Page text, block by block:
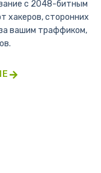
с 2048-битным
хакеров, сторонних
вашим траффиком,